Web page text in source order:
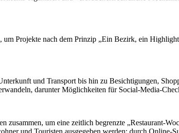
um Projekte nach dem Prinzip „Ein Bezirk, ein
und Transport bis hin zu Besichtigungen,
darunter Möglichkeiten für Social-Media-
zusammen, um eine zeitlich begrenzte „Restaurant-
und Touristen ausgegeben werden; durch Online-